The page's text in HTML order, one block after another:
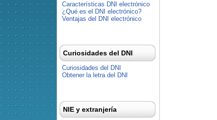
Características DNI electrónico
¿Qué es el DNI electrónico?
Ventajas del DNI electrónico
Curiosidades del DNI
Curiosidades del DNI
Obtener la letra del DNI
NIE y extranjería